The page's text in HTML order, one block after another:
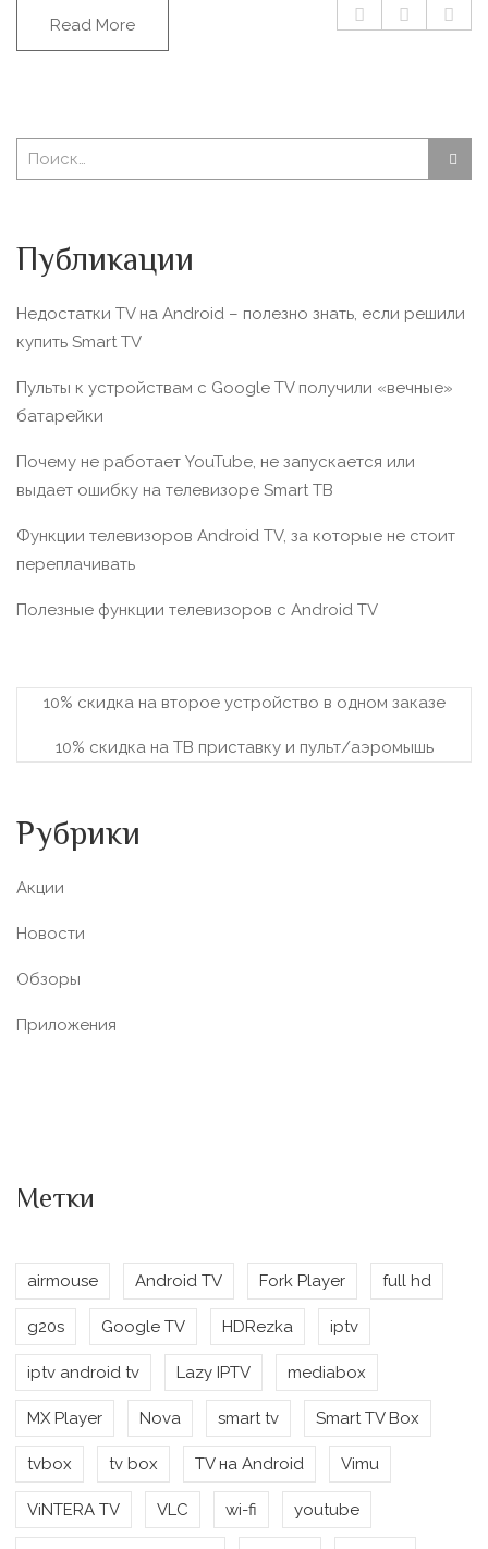
Read More
Публикации
Недостатки TV на Android – полезно знать, если решили
купить Smart TV
Пульты к устройствам с Google TV получили «вечные»
батарейки
Почему не работает YouTube, не запускается или
выдает ошибку на телевизоре Smart TВ
Функции телевизоров Android TV, за которые не стоит
переплачивать
Полезные функции телевизоров c Android TV
10% скидка на второе устройство в одном заказе
10% скидка на ТВ приставку и пульт/аэромышь
Рубрики
Акции
Новости
Обзоры
Приложения
Метки
airmouse Android TV Fork Player full hd
g20s Google TV HDRezka iptv
iptv android tv Lazy IPTV mediabox
MX Player Nova smart tv Smart TV Box
tvbox tv box TV на Android Vimu
ViNTERA TV VLC wi-fi youtube